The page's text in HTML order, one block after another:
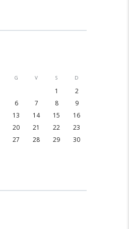
G V S D
1
2
6 7 8
9
13 14 15
16
20 21 22
23
27 28 29
30